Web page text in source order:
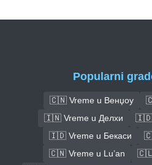
Popularni
🇨🇳 Vreme u Венџоу
🇮🇳 Vreme u Делхи
🇮🇩
🇮🇩 Vreme u Бекаси
🇨🇳 Vreme u Lu’an
🇨🇱